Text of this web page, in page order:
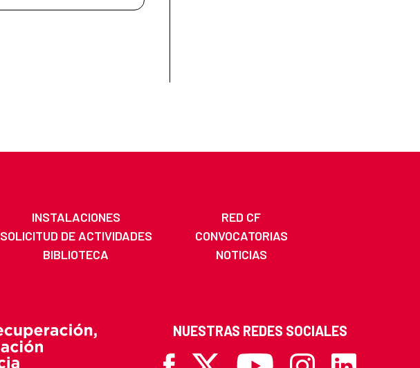
INSTALACIONES
RED CF
SOLICITUD DE ACTIVIDADES
CONVOCATORIAS
BIBLIOTECA
NOTICIAS
NUESTRAS REDES SOCIALES
Facebook
X Youtube InstagramLinkedin